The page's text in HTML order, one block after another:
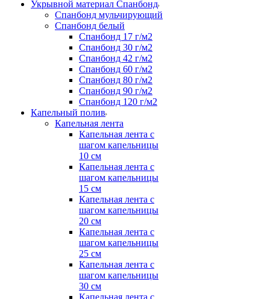
Укрывной материал Спанбонд
Спанбонд мульчирующий
Спанбонд белый
Спанбонд 17 г/м2
Спанбонд 30 г/м2
Спанбонд 42 г/м2
Спанбонд 60 г/м2
Спанбонд 80 г/м2
Спанбонд 90 г/м2
Спанбонд 120 г/м2
Капельный полив
Капельная лента
Капельная лента с
шагом капельницы
10 см
Капельная лента с
шагом капельницы
15 см
Капельная лента с
шагом капельницы
20 см
Капельная лента с
шагом капельницы
25 см
Капельная лента с
шагом капельницы
30 см
Капельная лента с